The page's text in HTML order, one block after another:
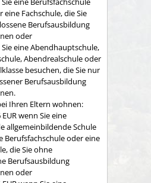
eine Fachschule, die Sie
Berufsausbildung
oder
Sie eine Abendhauptschule,
Abendrealschule oder
besuchen, die Sie nur
Berufsausbildung
Ihren Eltern wohnen:
wenn Sie eine
allgemeinbildende Schule
Berufsfachschule oder eine
die Sie ohne
Berufsausbildung
oder